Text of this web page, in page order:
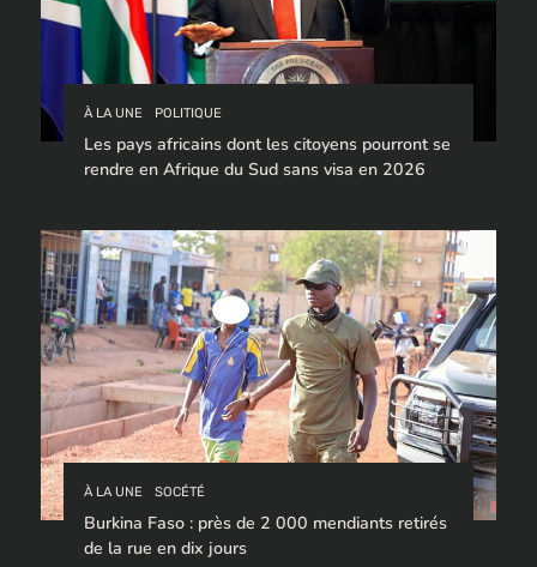
À LA UNE POLITIQUE
Les pays africains dont les citoyens pourront se
rendre en Afrique du Sud sans visa en 2026
À LA UNE SOCÉTÉ
Burkina Faso : près de 2 000 mendiants retirés
de la rue en dix jours